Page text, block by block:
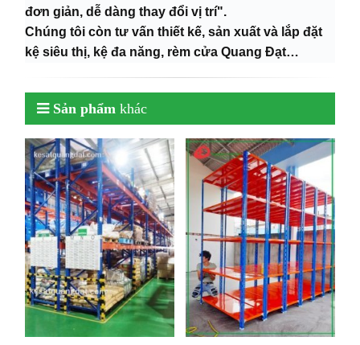
đơn giản, dễ dàng thay đổi vị trí".
Chúng tôi còn tư vấn thiết kế, sản xuất và lắp đặt
kệ siêu thị, kệ đa năng, rèm cửa Quang Đạt…
Sản phẩm khác